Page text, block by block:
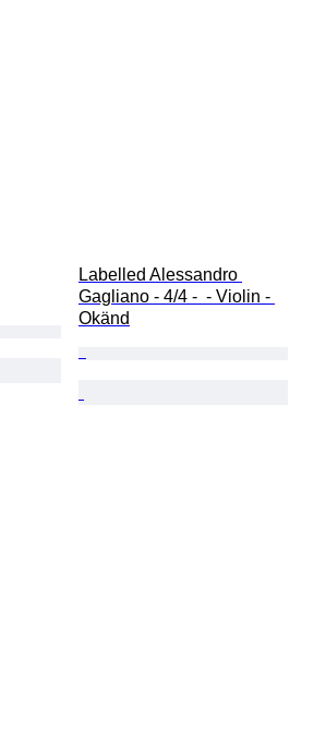
Labelled Alessandro
Gagliano - 4/4 -  - Violin -
Okänd